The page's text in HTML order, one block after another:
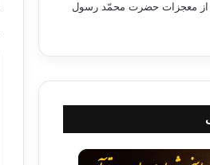
معجزات حضرت محمّد رسول